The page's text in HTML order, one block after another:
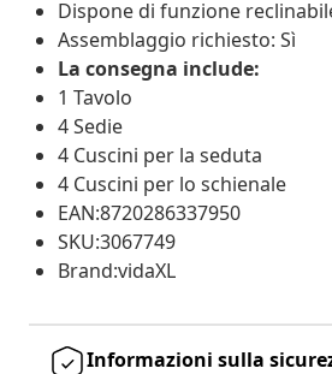
Dispone di funzione
Assemblaggio richiesto: Sì
La consegna include:
1 Tavolo
4 Sedie
4 Cuscini per la seduta
4 Cuscini per lo schienale
EAN:8720286337950
SKU:3067749
Brand:vidaXL
Informazioni sulla